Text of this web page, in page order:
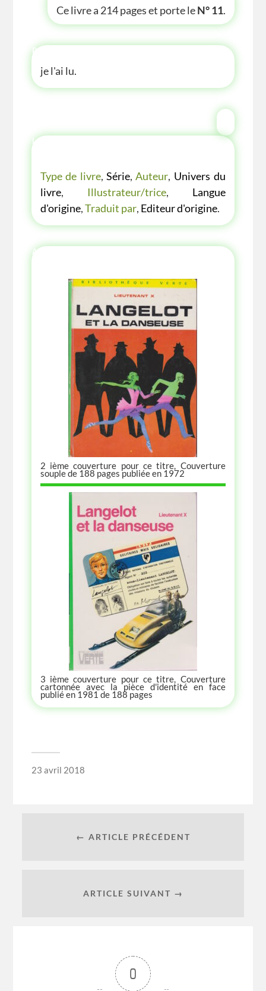
Ce livre a 214 pages et porte leN° 11.
P'TITE ANECDOTE
je l'ai lu.
LES P'TITES LISTES DES BIBLIOTHÈQUE
Type de livre, Série, Auteur, Univers du
livre, Illustrateur/trice, Langue
d'origine,Traduit par, Editeur d'origine.
AUTRES ANNÉE AUTRES COUVERTURES
2 ième couverture pour ce titre, Couverture
souple de 188 pages publiée en 1972
3 ième couverture pour ce titre, Couverture
cartonnée avec la pièce d'identité en face
publié en 1981 de 188 pages
23 avril 2018
← ARTICLE PRÉCÉDENT
ARTICLE SUIVANT →
0